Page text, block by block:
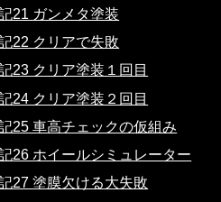
21 ガンメタ塗装
22 クリアで失敗
23 クリア塗装１回目
24 クリア塗装２回目
25 車高チェックの仮組み
26 ホイールシミュレーター
27 塗膜欠ける大失敗